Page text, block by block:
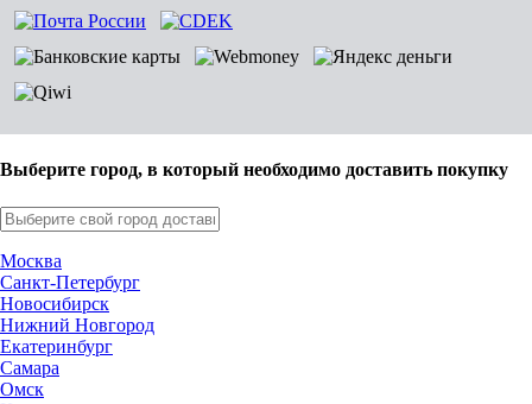
Выберите город, в который необходимо доставить покупку
Москва
Санкт-Петербург
Новосибирск
Нижний Новгород
Екатеринбург
Самара
Омск